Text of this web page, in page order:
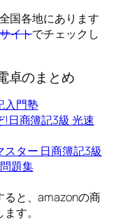
国各地にあります
イトでチェックし
卓のまとめ
入門塾
!日商簿記3級 光速
スター 日商簿記3級
題集
ると、amazonの商
す。